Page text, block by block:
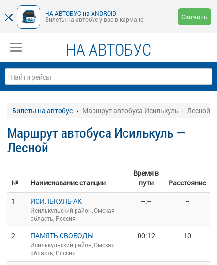
НА-АВТОБУС на ANDROID
Билеты на автобус у вас в кармане
Скачать
НА АВТОБУС
Билеты на автобус Маршрут автобуса Исилькуль — Лесной
Маршрут автобуса Исилькуль —
Лесной
№ Наименование станции
Время в
пути
Расстояние
1
ИСИЛЬКУЛЬ АК
Исилькульский район, Омская
область, Россия
--:-- --
2 ПАМЯТЬ СВОБОДЫ
Исилькульский район, Омская
область, Россия
00:12 10